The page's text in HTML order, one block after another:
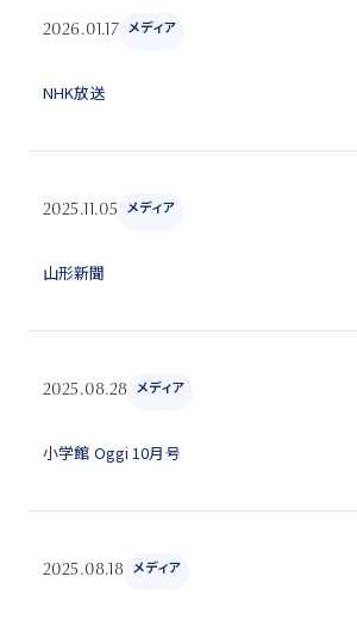
2026.01.17 メディア
NHK放送
2025.11.05 メディア
山形新聞
2025.08.28 メディア
小学館 Oggi 10月号
2025.08.18 メディア